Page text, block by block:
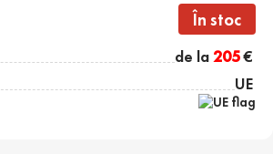
În stoc
de la205€
UE